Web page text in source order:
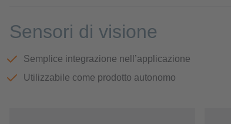
Sensori di visione
Semplice integrazione nell’applicazione
Utilizzabile come prodotto autonomo